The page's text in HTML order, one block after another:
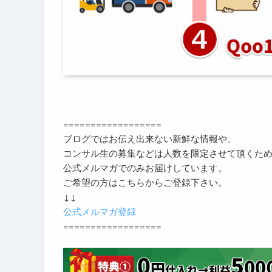
==================
ブログではお伝え出来ない新鮮な情報や、
コンサル生の募集などは人数を限定させて頂くため
公式メルマガでのみお届けしています。
ご希望の方はこちらからご登録下さい。
↓↓
公式メルマガ登録
==================